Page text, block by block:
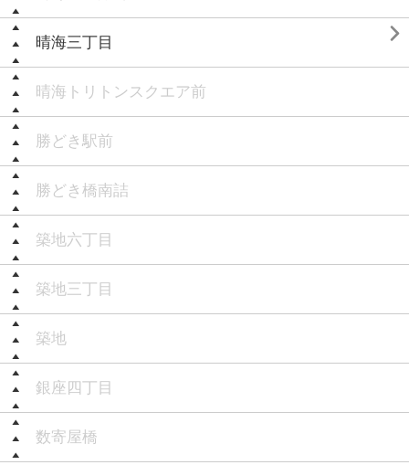
晴海三丁目 
晴海トリトンスクエア前
勝どき駅前
勝どき橋南詰
築地六丁目
築地三丁目
築地
銀座四丁目
数寄屋橋